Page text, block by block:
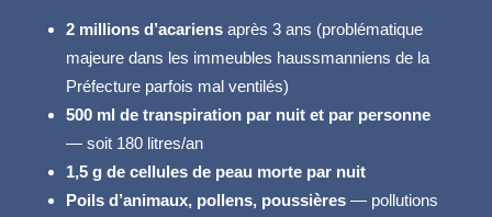
2 millions d’acariensaprès 3 ans (problématique
majeure dans les immeubles haussmanniens de la
Préfecture parfois mal ventilés)
500 ml de transpiration par nuit et par personne
— soit 180 litres/an
1,5 g de cellules de peau morte par nuit
Poils d’animaux, pollens, poussières— pollutions